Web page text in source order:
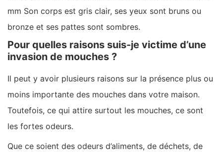
mm Son corps est gris clair, ses yeux sont bruns ou
bronze et ses pattes sont sombres.
Pour quelles raisons suis-je victime d’une
invasion de mouches ?
Il peut y avoir plusieurs raisons sur la présence plus ou
moins importante des mouches dans votre maison.
Toutefois, ce qui attire surtout les mouches, ce sont
les fortes odeurs.
Que ce soient des odeurs d’aliments, de déchets, de